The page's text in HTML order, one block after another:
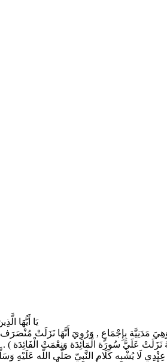
يَا أَيُّهَا
مَدَنِيَّة بِإِجْمَاعٍ , وَرُوِيَ أَنَّهَا نَزَلَتْ
عَلَيَّ سُورَة الْمَائِدَة وَنِعْمَتْ الْفَائِدَة ) .
عِنْدِي لَا يُشْبِه كَلَام النَّبِيّ صَلَّى اللَّه عَلَيْهِ